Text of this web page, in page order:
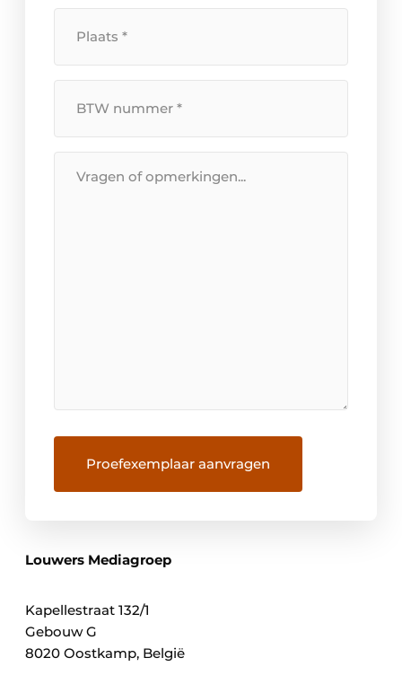
Nummer
*
Louwers Mediagroep
Kapellestraat 132/1
Gebouw G
8020 Oostkamp, België